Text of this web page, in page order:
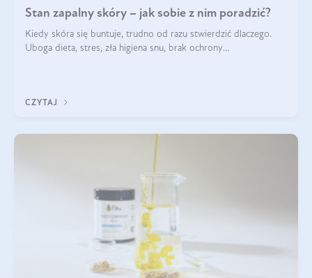
Stan zapalny skóry – jak sobie z nim poradzić?
Kiedy skóra się buntuje, trudno od razu stwierdzić dlaczego.
Uboga dieta, stres, zła higiena snu, brak ochrony
CZYTAJ